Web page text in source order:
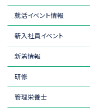
就活イベント情報
新入社員イベント
新着情報
研修
管理栄養士